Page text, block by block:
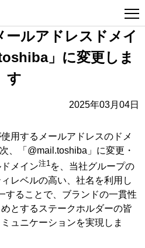
ールアドレスドメイ
」に変更しま
す
2025年03月04日
用するメールアドレスのドメ
、「@mail.toshiba」に変更・
メイン注1を、当社グループの
レベルの高い、社名を利用し
することで、ブランドの一貫性
とするステークホルダーの皆
ュニケーションを実現しま